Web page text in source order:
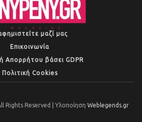
μαζί μας
Επικοινωνία
Απορρήτου βάσει GDPR
Πολιτική Cookies
Rights Reserved | Υλοποίηση Weblegends.gr